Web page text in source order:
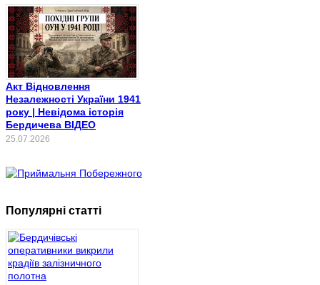
Акт Відновлення
Незалежності України 1941
року | Невідома історія
Бердичева ВІДЕО
25.07.2026
Популярні статті